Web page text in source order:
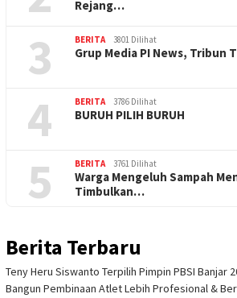
Rejang…
3 BERITA 3801 Dilihat
Grup Media PI News, Tribun
4 BERITA 3786 Dilihat
BURUH PILIH BURUH
5 BERITA 3761 Dilihat
Warga Mengeluh Sampah
Timbulkan…
Berita Terbaru
Teny Heru Siswanto Terpilih Pimpin PBSI Banjar
Bangun Pembinaan Atlet Lebih Profesional &